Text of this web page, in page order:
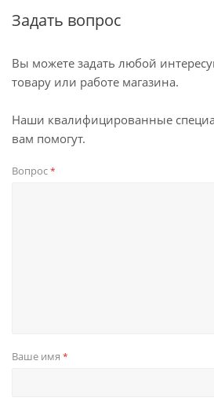
Задать вопрос
Вы можете задать любой
товару или работе магазина.
Наши квалифицированные
вам помогут.
Вопрос*
Ваше имя *